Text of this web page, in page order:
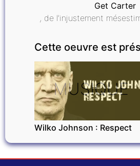
Get Carter
, de l’injustement
Cette oeuvre est
MUSIQUE
Wilko Johnson : Respect